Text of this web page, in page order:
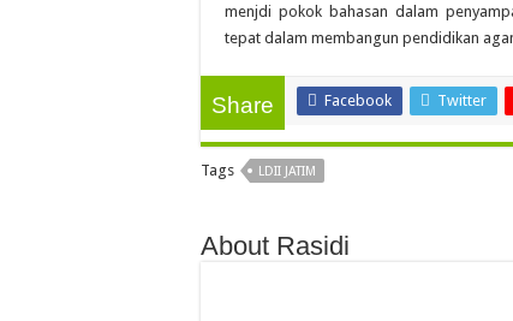
menjdi pokok bahasan dalam
tepat dalam membangun pendidikan
Share Facebook Twitter
Tags LDII JATIM
About Rasidi